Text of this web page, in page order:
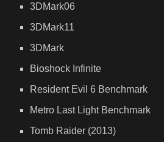
3DMark06
3DMark11
3DMark
Bioshock Infinite
Resident Evil 6 Benchmark
Metro Last Light Benchmark
Tomb Raider (2013)